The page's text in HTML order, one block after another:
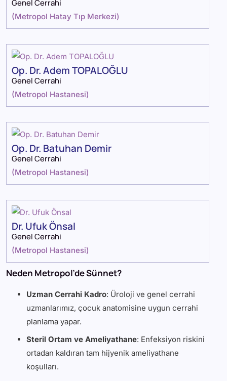
Genel Cerrahi
(Metropol Hatay Tıp Merkezi)
Op. Dr. Adem TOPALOĞLU
Genel Cerrahi
(Metropol Hastanesi)
Op. Dr. Batuhan Demir
Genel Cerrahi
(Metropol Hastanesi)
Dr. Ufuk Önsal
Genel Cerrahi
(Metropol Hastanesi)
Neden Metropol’de Sünnet?
Uzman Cerrahi Kadro: Üroloji ve genel cerrahi
uzmanlarımız, çocuk anatomisine uygun cerrahi
planlama yapar.
Steril Ortam ve Ameliyathane: Enfeksiyon riskini
ortadan kaldıran tam hijyenik ameliyathane
koşulları.